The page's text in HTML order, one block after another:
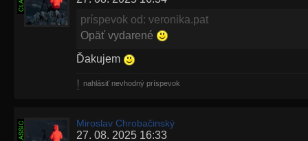
príspevok od: veronika.pat
Opäť vydarené
Ďakujem
nahlásiť nevhodný príspevok
Miroslav Chrobačinský
27. 08. 2025 16:33